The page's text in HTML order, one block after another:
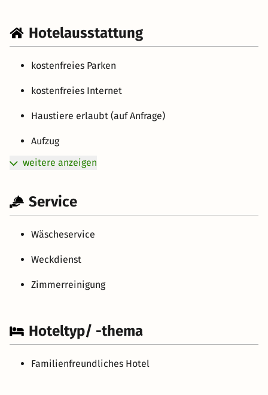
Hotelausstattung
kostenfreies Parken
kostenfreies Internet
Haustiere erlaubt (auf Anfrage)
Aufzug
weitere anzeigen
Service
Wäscheservice
Weckdienst
Zimmerreinigung
Hoteltyp/ -thema
Familienfreundliches Hotel